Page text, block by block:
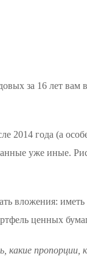
за 16 лет вам
2014 года (а
уже иные.
вложения: иметь
ценных
пропорции,